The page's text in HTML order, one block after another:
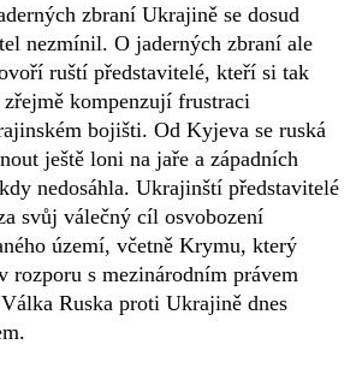
zbraní Ukrajině se dosud
nezmínil. O jaderných zbraní ale
ruští představitelé, kteří si tak
kompenzují frustraci
bojišti. Od Kyjeva se ruská
ještě loni na jaře a západních
nedosáhla. Ukrajinští představitelé
svůj válečný cíl osvobození
území, včetně Krymu, který
rozporu s mezinárodním právem
Ruska proti Ukrajině dnes